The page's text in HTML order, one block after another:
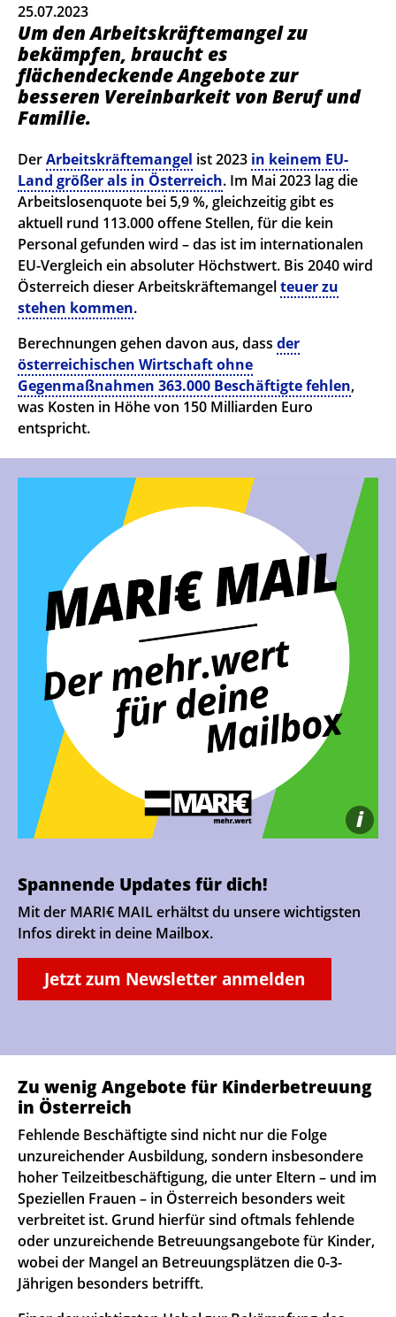
25.07.2023
Um den Arbeitskräftemangel zu
bekämpfen, braucht es
flächendeckende Angebote zur
besseren Vereinbarkeit von Beruf und
Familie.
DerArbeitskräftemangel ist 2023 in keinem EU-
Land größer als in Österreich. Im Mai 2023 lag die
Arbeitslosenquote bei 5,9 %, gleichzeitig gibt es
aktuell rund 113.000 offene Stellen, für die kein
Personal gefunden wird – das ist im internationalen
EU-Vergleich ein absoluter Höchstwert. Bis 2040 wird
Österreich dieser Arbeitskräftemangelteuer zu
stehen kommen.
Berechnungen gehen davon aus, dass der
österreichischen Wirtschaft ohne
Gegenmaßnahmen 363.000 Beschäftigte fehlen,
was Kosten in Höhe von 150 Milliarden Euro
entspricht.
i
Spannende Updates für dich!
Mit der MARI€ MAIL erhältst du unsere wichtigsten
Infos direkt in deine Mailbox.
Jetzt zum Newsletter anmelden
Zu wenig Angebote für Kinderbetreuung
in Österreich
Fehlende Beschäftigte sind nicht nur die Folge
unzureichender Ausbildung, sondern insbesondere
hoher Teilzeitbeschäftigung, die unter Eltern – und im
Speziellen Frauen – in Österreich besonders weit
verbreitet ist. Grund hierfür sind oftmals fehlende
oder unzureichende Betreuungsangebote für Kinder,
wobei der Mangel an Betreuungsplätzen die 0-3-
Jährigen besonders betrifft.